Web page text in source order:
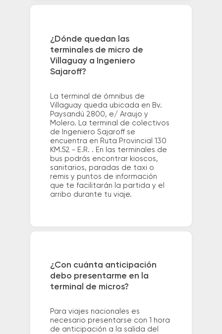
¿Dónde quedan las
terminales de micro de
Villaguay a Ingeniero
Sajaroff?
La terminal de ómnibus de
Villaguay queda ubicada en Bv.
Paysandú 2800, e/ Araujo y
Molero. La terminal de colectivos
de Ingeniero Sajaroff se
encuentra en Ruta Provincial 130
KM.52 - E.R. . En las terminales de
bus podrás encontrar kioscos,
sanitarios, paradas de taxi o
remis y puntos de información
que te facilitarán la partida y el
arribo durante tu viaje.
¿Con cuánta anticipación
debo presentarme en la
terminal de micros?
Para viajes nacionales es
necesario presentarse con 1 hora
de anticipación a la salida del